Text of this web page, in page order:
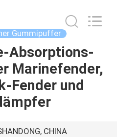
Gummipuffer
Absorptions-
Marinefender,
Fender und
CHINA